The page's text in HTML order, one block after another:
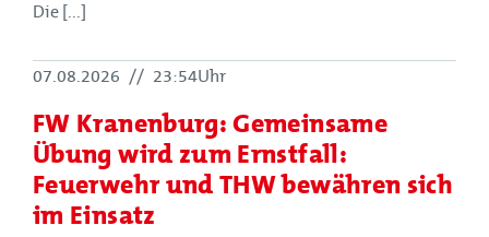
Die [...]
07.08.2026 // 23:54Uhr
FW Kranenburg: Gemeinsame
Übung wird zum Ernstfall:
Feuerwehr und THW bewähren sich
im Einsatz